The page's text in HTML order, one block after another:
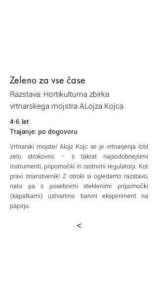
Zeleno za vse čase
Razstava: Hortikulturna zbirka
vrtnarskega mojstra ALojza Kojca
4-6 let
Trajanje: po dogovoru
Vrtnarski mojster Alojz Kojc se je vrtnarjenja lotil
zelo strokovno – s takrat najsodobnejšimi
instrumenti, pripomočki in rastnimi regulatorji. Kot
pravi znanstvenik! Z otroki si ogledamo razstavo,
nato pa s posebnimi steklenimi pripomočki
(kapalkami) ustvarimo barvni eksperiment na
papirju.
<